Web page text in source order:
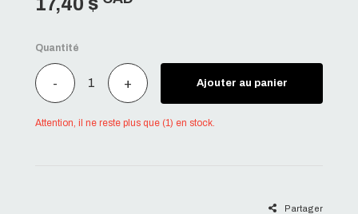
Quantité
- + Ajouter au panier
Attention, il ne reste plus que (1) en stock.
Partager